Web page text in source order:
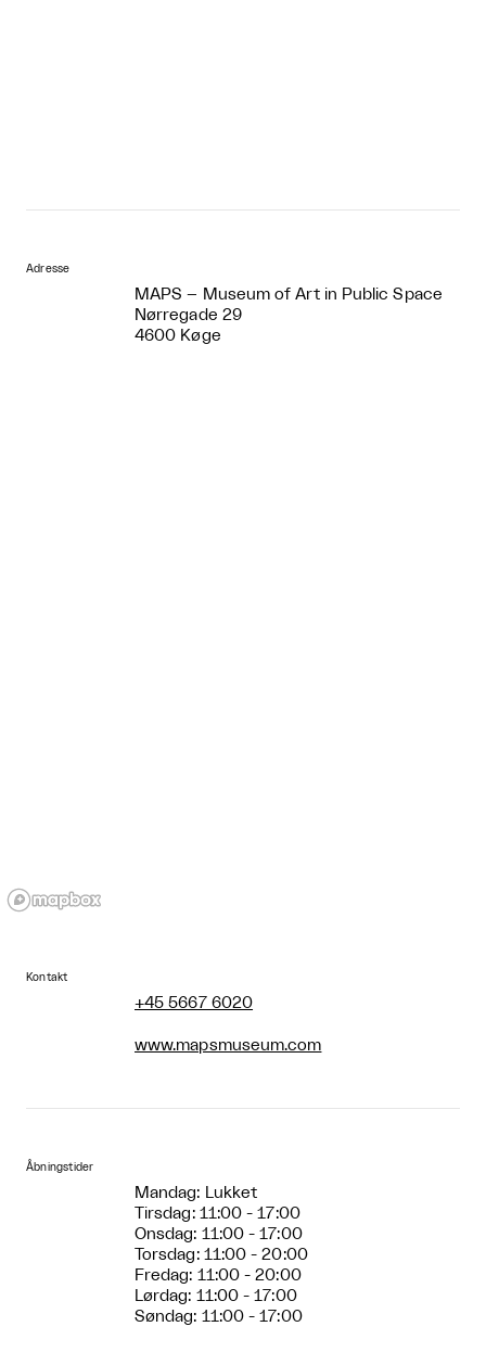
Adresse
MAPS – Museum of Art in Public Space
Nørregade 29
4600 Køge
Kontakt
+45 5667 6020
www.mapsmuseum.com
Åbningstider
Mandag: Lukket
Tirsdag: 11:00 - 17:00
Onsdag: 11:00 - 17:00
Torsdag: 11:00 - 20:00
Fredag: 11:00 - 20:00
Lørdag: 11:00 - 17:00
Søndag: 11:00 - 17:00